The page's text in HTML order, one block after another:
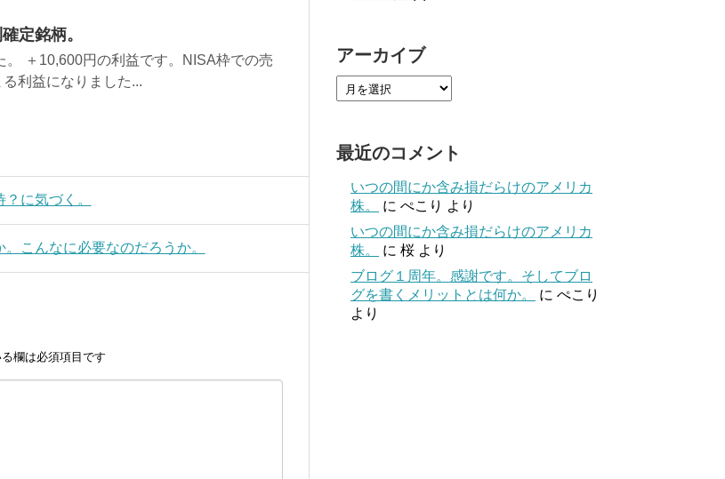
定銘柄。
＋10,600円の利益です。NISA枠での売
利益になりました...
に気づく。
こんなに必要なのだろうか。
欄は必須項目です
アーカイブ
最近のコメント
いつの間にか含み損だらけのアメリカ
株。
に ぺこり より
いつの間にか含み損だらけのアメリカ
株。
に 桜 より
ブログ１周年。感謝です。そしてブロ
グを書くメリットとは何か。
に ぺこり
より